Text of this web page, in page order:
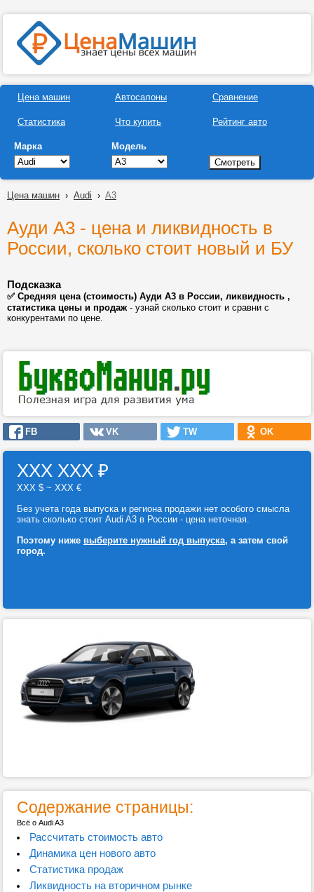
Цена машин
Статистика
Автосалоны
Что купить
Сравнение
Рейтинг авто
Марка Модель
Цена машин › Audi › A3
Ауди А3 - цена и ликвидность в
России, сколько стоит новый и БУ
Подсказка
✅ Средняя цена (стоимость) Ауди А3 в России, ликвидность ,
статистика цены и продаж- узнай сколько стоит и сравни с
конкурентами по цене.
FB VK TW OK
ХХХ ХХХ ₽
ХХХ $ ~ ХХХ €
Без учета года выпуска и региона продажи нет особого смысла
знать сколько стоит Audi A3 в России - цена неточная.
Поэтому ниже выберите нужный год выпуска, а затем свой
город.
Содержание страницы:
Всё о Audi A3
Рассчитать стоимость авто
Динамика цен нового авто
Статистика продаж
Ликвидность на вторичном рынке